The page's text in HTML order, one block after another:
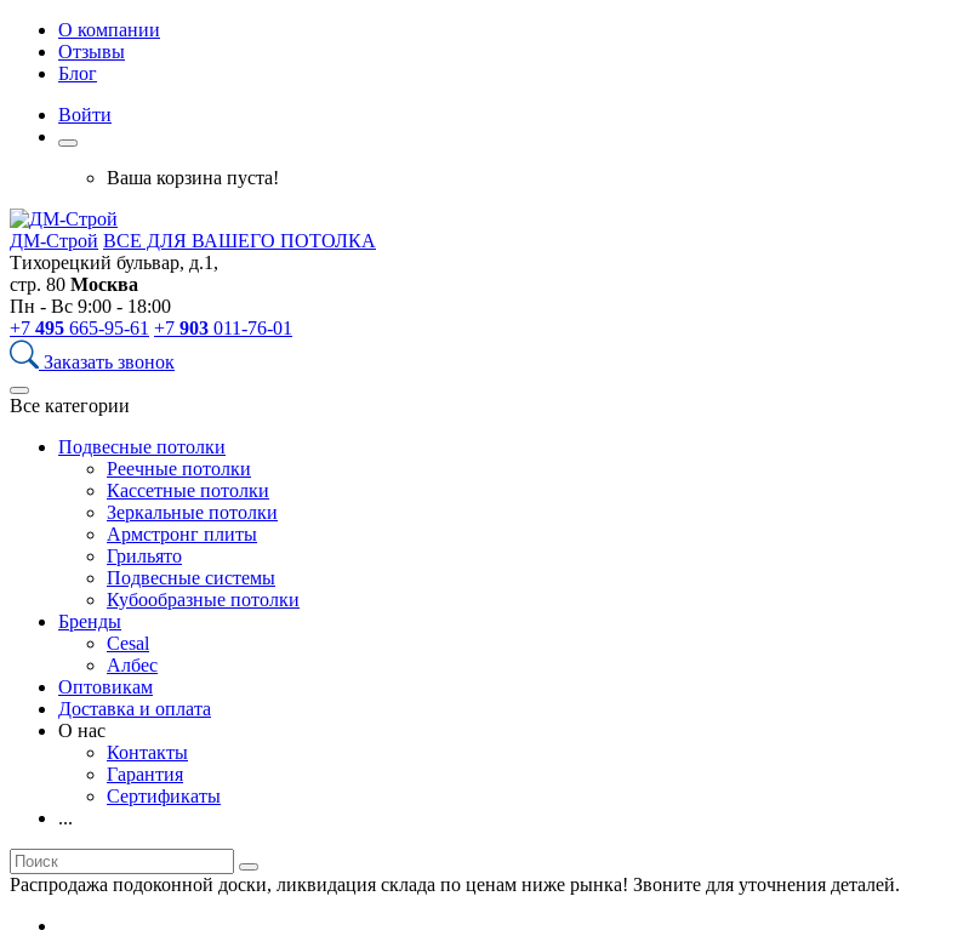
О компании
Отзывы
Блог
Войти
Ваша корзина пуста!
ДМ-Строй ВСЕ ДЛЯ ВАШЕГО ПОТОЛКА
Тихорецкий бульвар, д.1,
стр. 80 Москва
Пн - Вс 9:00 - 18:00
+7 495 665-95-61 +7 903 011-76-01
Заказать звонок
Все категории
Подвесные потолки
Реечные потолки
Кассетные потолки
Зеркальные потолки
Армстронг плиты
Грильято
Подвесные системы
Кубообразные потолки
Бренды
Cesal
Албес
Оптовикам
Доставка и оплата
О нас
Контакты
Гарантия
Сертификаты
...
Распродажа подоконной доски, ликвидация склада по ценам ниже рынка! Звоните для уточнения деталей.